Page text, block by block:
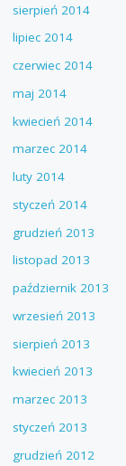
sierpień 2014
lipiec 2014
czerwiec 2014
maj 2014
kwiecień 2014
marzec 2014
luty 2014
styczeń 2014
grudzień 2013
listopad 2013
październik 2013
wrzesień 2013
sierpień 2013
kwiecień 2013
marzec 2013
styczeń 2013
grudzień 2012